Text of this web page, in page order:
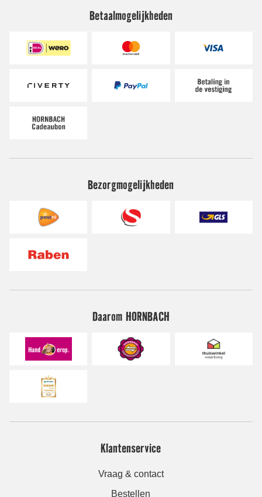
Betaalmogelijkheden
Bezorgmogelijkheden
Daarom HORNBACH
Klantenservice
Vraag & contact
Bestellen